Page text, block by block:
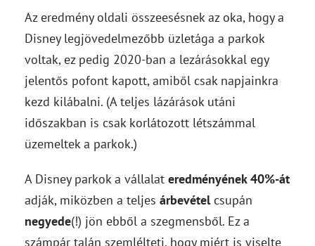
Az eredmény oldali összeesésnek az oka, hogy a
Disney legjövedelmezőbb üzletága a parkok
voltak, ez pedig 2020-ban a lezárásokkal egy
jelentős pofont kapott, amiből csak napjainkra
kezd kilábalni. (A teljes lázárások utáni
időszakban is csak korlátozott létszámmal
üzemeltek a parkok.)
A Disney parkok a vállalat eredményének 40%-át
adják, miközben a teljes árbevételcsupán
negyede(!) jön ebből a szegmensből. Ez a
számpár talán szemlélteti, hogy miért is viselte